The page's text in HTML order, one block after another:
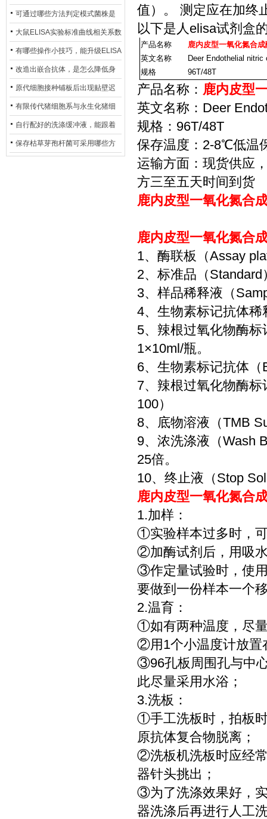
剂盒，适用检测场景存在哪些差
异？
可通过哪些方法判定模式菌株是
否存在杂菌污染？
大鼠ELISA实验标准曲线相关系数
偏低，可从哪些维度开展问题排
查？
有哪些操作小技巧，能升级ELISA
的LOD与LOQ性能？
改造出嵌合抗体，是怎么降低身
体生成抗鼠抗体（HAMA）的？
原代细胞接种铺板后出现贴壁迟
缓、悬浮细胞数量偏多的现象的
主要诱因
有限传代猪细胞系与永生化猪细
胞系，二者在增殖存活周期上有
什么区别？
自行配好的洗涤缓冲液，能跟着
试剂盒原装干粉放一处储存吗？
保存枯草芽孢杆菌可采用哪些方
值）。 测定应在加终
以下是 人elisa试剂盒
产品名称
鹿内皮型一氧化氮合
英文名称
Deer Endothelial
规格
96T/48T
产品名称： 鹿内皮型
英文名称：Deer
规格：96T/48T
保存温度：2-8℃低温
运输方面：现货供应
方三至五天时间到货
鹿内皮型一氧化氮合
鹿内皮型一氧化氮合
1、酶联板（Assay
2、标准品（
3、样品稀释液（
4、生物素标记抗体
5、辣根过氧化物酶
1×10ml/瓶。
6、生物素标记抗体
7、辣根过氧化物酶
100）
8、底物溶液（TMB
9、浓洗涤液（Wash
25倍。
10、终止液（Stop
鹿内皮型一氧化氮合
1.加样：
①实验样本过多时，
②加酶试剂后，用吸
③作定量试验时，使
要做到一份样本一个
2.温育：
①如有两种温度，尽
②用1个小温度计放置
③96孔板周围孔与中
此尽量采用水浴；
3.洗板：
①手工洗板时，拍板
原抗体复合物脱离；
②洗板机洗板时应经
器针头挑出；
③为了洗涤效果好，
器洗涤后再进行人工